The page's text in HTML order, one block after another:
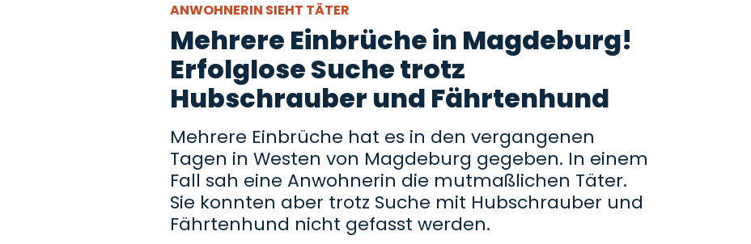
ANWOHNERIN SIEHT TÄTER
Mehrere Einbrüche in Magdeburg!
Erfolglose Suche trotz
Hubschrauber und Fährtenhund
Mehrere Einbrüche hat es in den vergangenen
Tagen in Westen von Magdeburg gegeben. In einem
Fall sah eine Anwohnerin die mutmaßlichen Täter.
Sie konnten aber trotz Suche mit Hubschrauber und
Fährtenhund nicht gefasst werden.